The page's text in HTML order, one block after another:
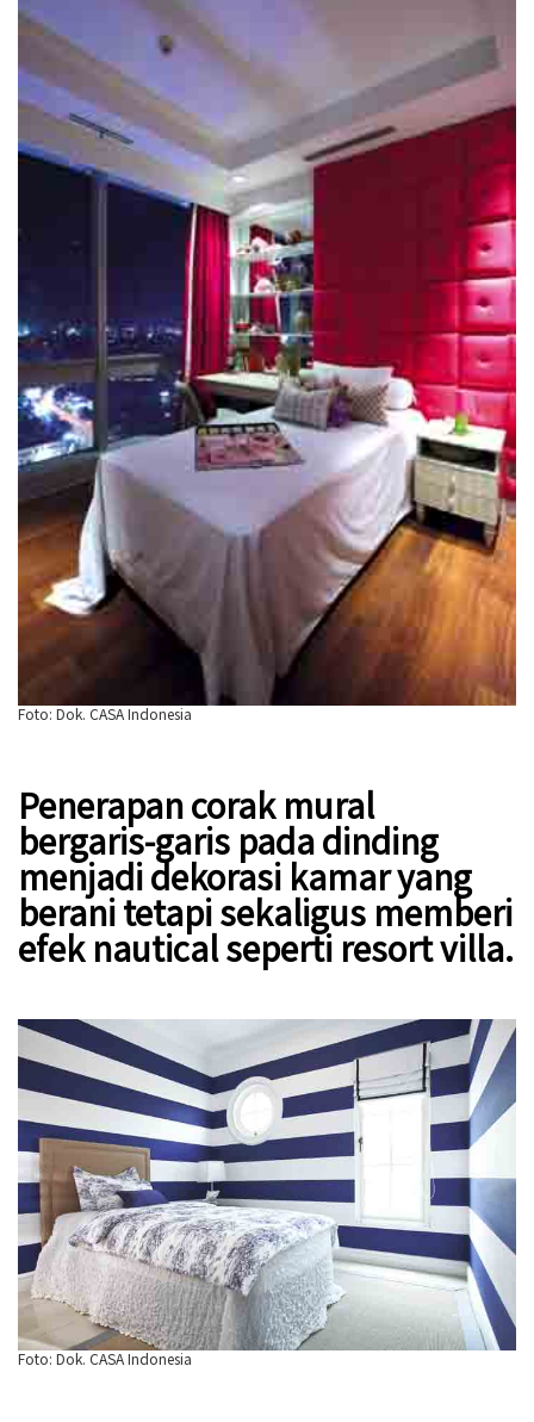
Foto: Dok. CASA Indonesia
Penerapan corak mural
bergaris-garis pada dinding
menjadi dekorasi kamar yang
berani tetapi sekaligus memberi
efek nautical seperti resort villa.
Foto: Dok. CASA Indonesia